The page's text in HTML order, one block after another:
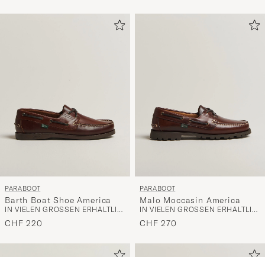
PARABOOT
Barth Boat Shoe America
IN VIELEN GRÖSSEN ERHÄLTLICH
CHF 220
PARABOOT
Malo Moccasin America
IN VIELEN GRÖSSEN ERHÄLTLICH
CHF 270